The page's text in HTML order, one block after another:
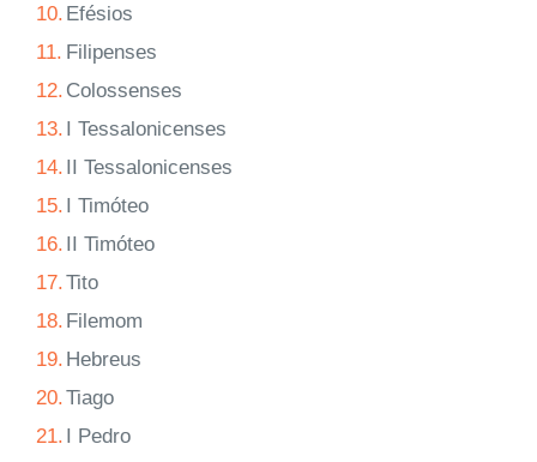
10. Efésios
11. Filipenses
12. Colossenses
13. I Tessalonicenses
14. II Tessalonicenses
15. I Timóteo
16. II Timóteo
17.Tito
18. Filemom
19. Hebreus
20.Tiago
21. I Pedro